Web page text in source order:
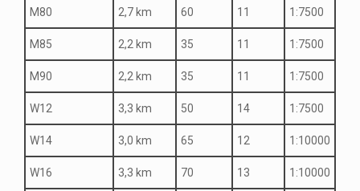
M80 2,7 km 60 11 1:7500
M85 2,2 km 35 11 1:7500
M90 2,2 km 35 11 1:7500
W12 3,3 km 50 14 1:7500
W14 3,0 km 65 12 1:10000
W16 3,3 km 70 13 1:10000